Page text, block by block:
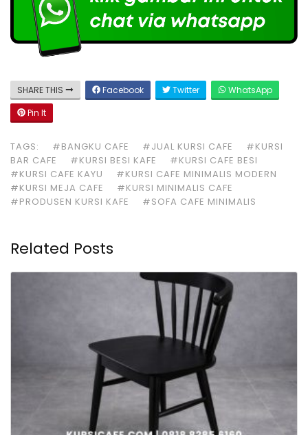
SHARE THIS Facebook Twitter
WhatsApp
Pin It
TAGS: #BANGKU CAFE #JUAL KURSI CAFE
#KURSI
BAR CAFE
#KURSI BESI KAFE
#KURSI CAFE BESI
#KURSI CAFE KAYU
#KURSI CAFE MINIMALIS MODERN
#KURSI MEJA CAFE
#KURSI MINIMALIS CAFE
#PRODUSEN KURSI KAFE
#SOFA CAFE MINIMALIS
Related Posts